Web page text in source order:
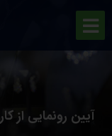
آیین رونمایی از